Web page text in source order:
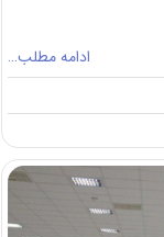
ادامه مطلب…